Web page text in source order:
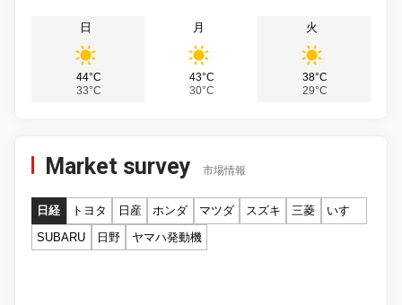
日
44°C
33°C
月
43°C
30°C
火
38°C
29°C
Market survey 市場情報
日経 トヨタ 日産 ホンダ マツダ スズキ 三菱
いすゞ
SUBARU
日野 ヤマハ発動機